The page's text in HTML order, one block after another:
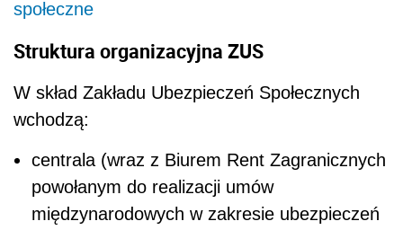
społeczne
Struktura organizacyjna ZUS
W skład Zakładu Ubezpieczeń Społecznych
wchodzą:
centrala (wraz z Biurem Rent Zagranicznych
powołanym do realizacji umów
międzynarodowych w zakresie ubezpieczeń